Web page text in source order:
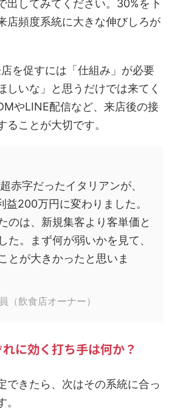
出してみてください。30%を下
店頻度系統に大きな伸びしろが
を促すには「仕組み」が必要
しいな」と思うだけでは来てく
やLINE配信など、来店後の接
ることが大切です。
赤字だったイタリアンが、
益200万円に変わりました。
のは、新規集客より客単価と
た。まず何が弱いかを見て、
とが大きかったと思いま
（飲食店オーナー）
に効く打ち手は何か？
できたら、次はその系統に合っ